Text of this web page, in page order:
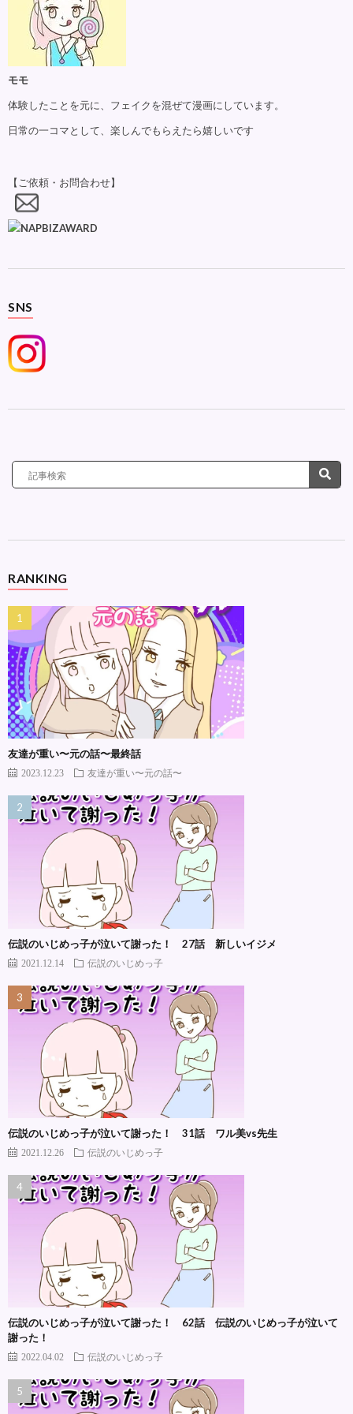
モモ
体験したことを元に、フェイクを混ぜて漫画にしています。
日常の一コマとして、楽しんでもらえたら嬉しいです
【ご依頼・お問合わせ】
SNS
RANKING
友達が重い〜元の話〜最終話
2023.12.23 友達が重い〜元の話〜
伝説のいじめっ子が泣いて謝った！ 27話 新しいイジメ
2021.12.14 伝説のいじめっ子
伝説のいじめっ子が泣いて謝った！ 31話 ワル美vs先生
2021.12.26 伝説のいじめっ子
伝説のいじめっ子が泣いて謝った！ 62話 伝説のいじめっ子が泣いて
謝った！
2022.04.02 伝説のいじめっ子